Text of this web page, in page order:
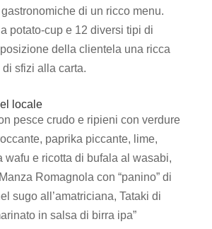
di un ricco menu.
potato-cup e 12 diversi tipi di
della clientela una ricca
sfizi alla carta.
locale
pesce crudo e ripieni con verdure
paprika piccante, lime,
wafu e ricotta di bufala al wasabi,
Romagnola con “panino” di
sugo all’amatriciana, Tataki di
in salsa di birra ipa”